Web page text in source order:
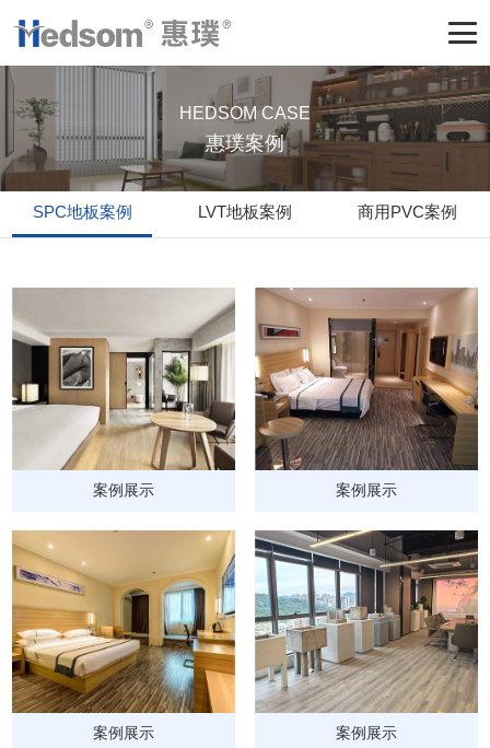
HEDSOM CASE
惠璞案例
SPC地板案例 LVT地板案例 商用PVC案例
案例展示 案例展示
案例展示 案例展示